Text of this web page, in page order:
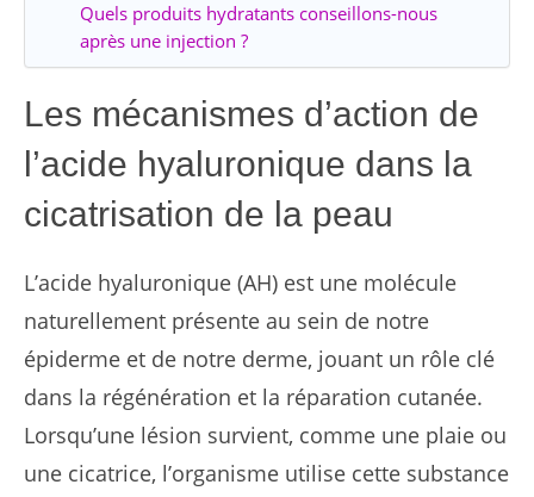
Quels produits hydratants conseillons-nous
après une injection ?
Les mécanismes d’action de
l’acide hyaluronique dans la
cicatrisation de la peau
L’acide hyaluronique (AH) est une molécule
naturellement présente au sein de notre
épiderme et de notre derme, jouant un rôle clé
dans la régénération et la réparation cutanée.
Lorsqu’une lésion survient, comme une plaie ou
une cicatrice, l’organisme utilise cette substance